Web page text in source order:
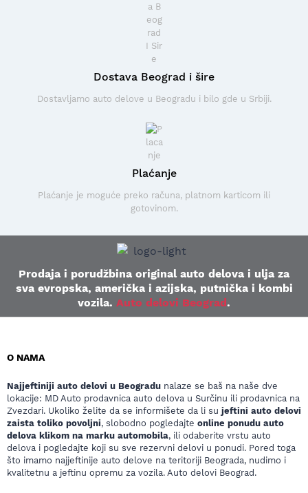
Dostava Beograd i šire
Dostavljamo auto delove u Beogradu i bilo gde u Srbiji.
Plaćanje
Plaćanje je moguće preko računa, platnom karticom ili
gotovinom.
Prodaja i porudžbina original auto delova i ulja za
sva evropska, američka i azijska, putnička i kombi
vozila. Auto delovi Beograd.
O NAMA
Najjeftiniji auto delovi u Beogradu nalaze se baš na naše dve
lokacije: MD Auto prodavnica auto delova u Surčinu ili prodavnica na
Zvezdari. Ukoliko želite da se informišete da li su jeftini auto delovi
zaista toliko povoljni, slobodno pogledajte online ponudu auto
delova klikom na marku automobila, ili odaberite vrstu auto
delova i pogledajte koji su sve rezervni delovi u ponudi. Pored toga
što imamo najjeftinije auto delove na teritoriji Beograda, nudimo i
kvalitetnu a jeftinu opremu za vozila. Auto delovi Beograd.